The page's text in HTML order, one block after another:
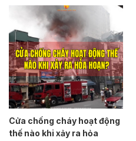
Cửa chống cháy hoạt động
thế nào khi xảy ra hỏa